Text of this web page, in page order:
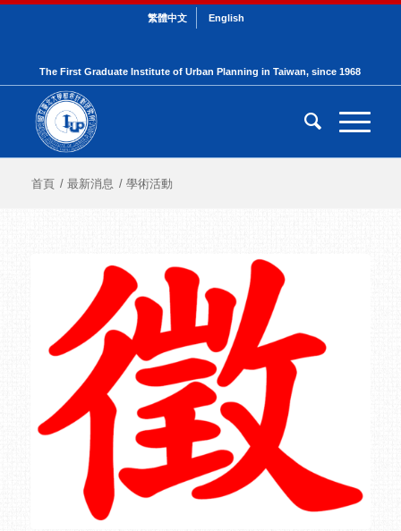
繁體中文 English
The First Graduate Institute of Urban Planning in Taiwan, since 1968
首頁 / 最新消息 / 學術活動